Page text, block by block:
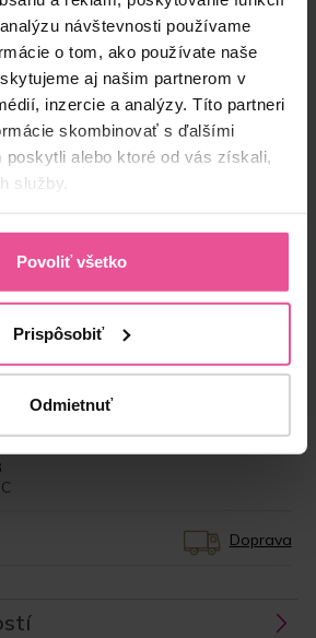
návštevnosti používame
o tom, ako používate naše
aj našim partnerom v
inzercie a analýzy. Títo partneri
skombinovať s ďalšími
poskytli alebo ktoré od vás získali,
služby.
Povoliť všetko
Prispôsobiť
Odmietnuť
urýchliť rekonvalescenciu
komplikáciám. Preto
LIPOELASTIC ponúka
portfólio, čo mi umožňuje výber “na
viem pacientovi/klientovi vždy
to, čo potrebuje po každom
Doprava